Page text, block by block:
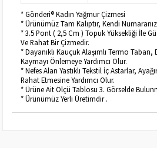
* Gönderi® Kadın Yağmur Çizmesi
* Ürünümüz Tam Kalıptır, Kendi
* 3.5 Pont ( 2,5 Cm ) Topuk Yüksekliği İle
Ve Rahat Bir Çizmedir.
* Dayanıklı Kauçuk Alaşımlı Termo Taban,
Kaymayı Önlemeye Yardımcı Olur.
* Nefes Alan Yastıklı Tekstil İç Astarlar,
Rahat Etmesine Yardımcı Olur.
* Ürüne Ait Ölçü Tablosu 3. Görselde
* Ürünümüz Yerli Üretimdir .